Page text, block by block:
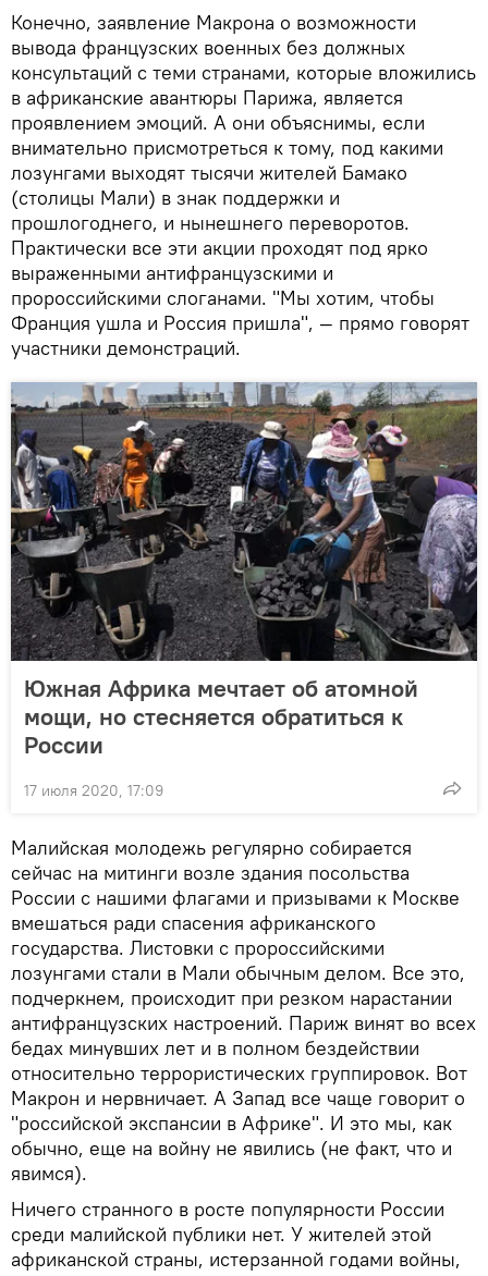
Конечно, заявление Макрона о возможности
вывода французских военных без должных
консультаций с теми странами, которые вложились
в африканские авантюры Парижа, является
проявлением эмоций. А они объяснимы, если
внимательно присмотреться к тому, под какими
лозунгами выходят тысячи жителей Бамако
(столицы Мали) в знак поддержки и
прошлогоднего, и нынешнего переворотов.
Практически все эти акции проходят под ярко
выраженными антифранцузскими и
пророссийскими слоганами. "Мы хотим, чтобы
Франция ушла и Россия пришла", — прямо говорят
участники демонстраций.
Южная Африка мечтает об атомной
мощи, но стесняется обратиться к
России
17 июля 2020, 17:09
Малийская молодежь регулярно собирается
сейчас на митинги возле здания посольства
России с нашими флагами и призывами к Москве
вмешаться ради спасения африканского
государства. Листовки с пророссийскими
лозунгами стали в Мали обычным делом. Все это,
подчеркнем, происходит при резком нарастании
антифранцузских настроений. Париж винят во всех
бедах минувших лет и в полном бездействии
относительно террористических группировок. Вот
Макрон и нервничает. А Запад все чаще говорит о
"российской экспансии в Африке". И это мы, как
обычно, еще на войну не явились (не факт, что и
явимся).
Ничего странного в росте популярности России
среди малийской публики нет. У жителей этой
африканской страны, истерзанной годами войны,